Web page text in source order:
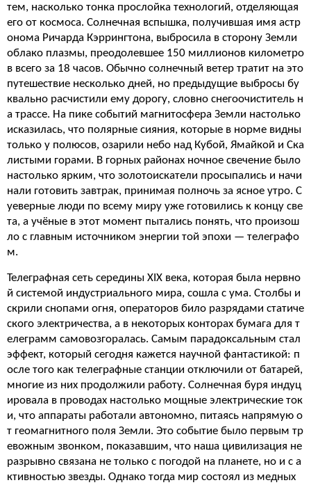
тем, насколько тонка прослойка технологий, отделяющая
его от космоса. Солнечная вспышка, получившая имя астр
онома Ричарда Кэррингтона, выбросила в сторону Земли
облако плазмы, преодолевшее 150 миллионов километро
в всего за 18 часов. Обычно солнечный ветер тратит на это
путешествие несколько дней, но предыдущие выбросы бу
квально расчистили ему дорогу, словно снегоочиститель н
а трассе. На пике событий магнитосфера Земли настолько
исказилась, что полярные сияния, которые в норме видны
только у полюсов, озарили небо над Кубой, Ямайкой и Ска
листыми горами. В горных районах ночное свечение было
настолько ярким, что золотоискатели просыпались и начи
нали готовить завтрак, принимая полночь за ясное утро. С
уеверные люди по всему миру уже готовились к концу све
та, а учёные в этот момент пытались понять, что произош
ло с главным источником энергии той эпохи — телеграфо
м.
Телеграфная сеть середины XIX века, которая была нервно
й системой индустриального мира, сошла с ума. Столбы и
скрили снопами огня, операторов било разрядами статиче
ского электричества, а в некоторых конторах бумага для т
елеграмм самовозгоралась. Самым парадоксальным стал
эффект, который сегодня кажется научной фантастикой: п
осле того как телеграфные станции отключили от батарей,
многие из них продолжили работу. Солнечная буря индуц
ировала в проводах настолько мощные электрические ток
и, что аппараты работали автономно, питаясь напрямую о
т геомагнитного поля Земли. Это событие было первым тр
евожным звонком, показавшим, что наша цивилизация не
разрывно связана не только с погодой на планете, но и с а
ктивностью звезды. Однако тогда мир состоял из медных